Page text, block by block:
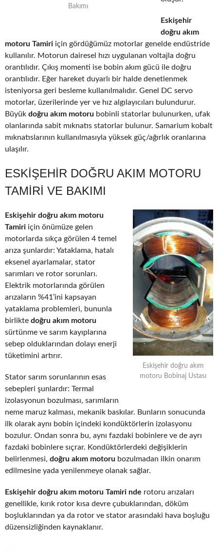
Bakımı
Eskişehir
doğru akım
motoru Tamiri için gördüğümüz motorlar genelde endüstride
kullanılır. Motorun dairesel hızı uygulanan voltajla doğru
orantılıdır. Çıkış momenti ise bobin akım gücü ile doğru
orantılıdır. Eğer hareket duyarlı bir halde denetlenmek
isteniyorsa geri besleme kullanılmalıdır. Genel DC servo
motorlar, üzerilerinde yer ve hız algılayıcıları bulundurur.
Büyük doğru akım motoru bobinli statorlar bulunurken, ufak
olanlarında sabit mıknatıs statorlar bulunur. Samarium kobalt
mıknatıslarının kullanılmasıyla yüksek güç/ağırlık oranlarına
ulaşılır.
ESKIŞEHIR DOĞRU AKIM MOTORU
TAMIRI VE BAKIMI
Eskişehir doğru akım
motoru Bobinaj Ustası
Eskişehir doğru akım motoru
Tamiri için önümüze gelen
motorlarda sıkça görülen 4 temel
arıza şunlardır: Yataklama, hatalı
eksenel ayarlamalar, stator
sarımları ve rotor sorunları.
Elektrik motorlarında görülen
arızaların %41’ini kapsayan
yataklama problemleri, bununla
birlikte doğru akım motoru
sürtünme ve sarım kayıplarına
sebep olduklarından dolayı enerji
tüketimini artırır.
Stator sarım sorunlarının esas
sebepleri şunlardır: Termal
izolasyonun bozulması, sarımların
neme maruz kalması, mekanik baskılar. Bunların sonucunda
ilk olarak aynı bobin içindeki kondüktörlerin izolasyonu
bozulur. Ondan sonra bu, aynı fazdaki bobinlere ve de ayrı
fazdaki bobinlere sıçrar. Kondüktörlerdeki değişiklerin
belirlenmesi, doğru akım motoru bozulmadan ilkin onarım
edilmesine yada yenilenmeye olanak sağlar.
Eskişehir doğru akım motoru Tamiri nde rotoru arızaları
genellikle, kırık rotor kısa devre çubuklarından, döküm
boşluklarından ya da rotor ve stator arasındaki hava boşluğu
düzensizliğinden kaynaklanır.